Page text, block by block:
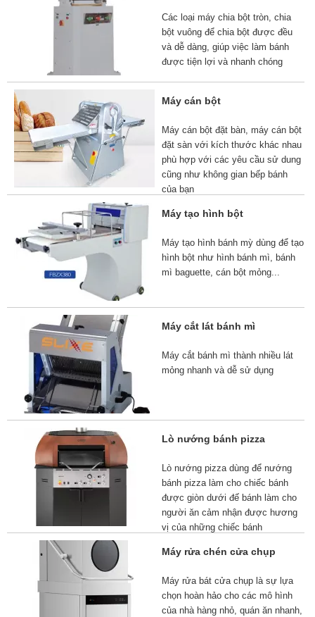
Các loại máy chia bột tròn, chia
bột vuông để chia bột được đều
và dễ dàng, giúp việc làm bánh
được tiện lợi và nhanh chóng
Máy cán bột
Máy cán bột đặt bàn, máy cán bột
đặt sàn với kích thước khác nhau
phù hợp với các yêu cầu sử dung
cũng như không gian bếp bánh
của bạn
Máy tạo hình bột
Máy tạo hình bánh mỳ dùng để tạo
hình bột như hình bánh mì, bánh
mì baguette, cán bột mỏng...
Máy cắt lát bánh mì
Máy cắt bánh mì thành nhiều lát
mỏng nhanh và dễ sử dụng
Lò nướng bánh pizza
Lò nướng pizza dùng để nướng
bánh pizza làm cho chiếc bánh
được giòn dưới đế bánh làm cho
người ăn cảm nhận được hương
vị của những chiếc bánh
Máy rửa chén cửa chụp
Máy rửa bát cửa chụp là sự lựa
chọn hoàn hảo cho các mô hình
của nhà hàng nhỏ, quán ăn nhanh,